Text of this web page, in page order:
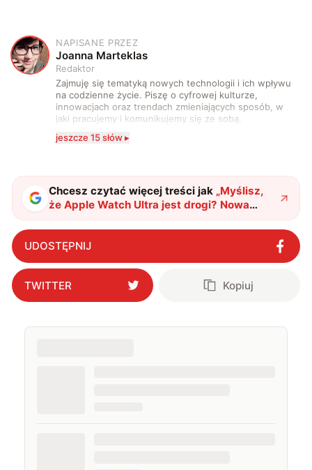
J
NAPISANE PRZEZ
Joanna Marteklas
Redaktor
Zajmuję się tematyką nowych technologii i ich wpływu
na codzienne życie. Piszę o cyfrowej kulturze,
innowacjach oraz trendach zmieniających sposób, w
jaki pracujemy i komunikujemy się ze sobą.
technologii a współczesną popkulturą. W wolnych
jeszcze 15 słów ▸
Chcesz czytać więcej treści jak „Myślisz,
że Apple Watch Ultra jest drogi? Nowa
wersja będzie jeszcze droższa"?
UDOSTĘPNIJ
TWITTER Kopiuj